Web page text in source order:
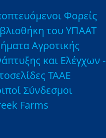
Φορείς
του ΥΠΑΑΤ
Αγροτικής
και Ελέγχων -
ΤΑΑΕ
Σύνδεσμοι
Farms